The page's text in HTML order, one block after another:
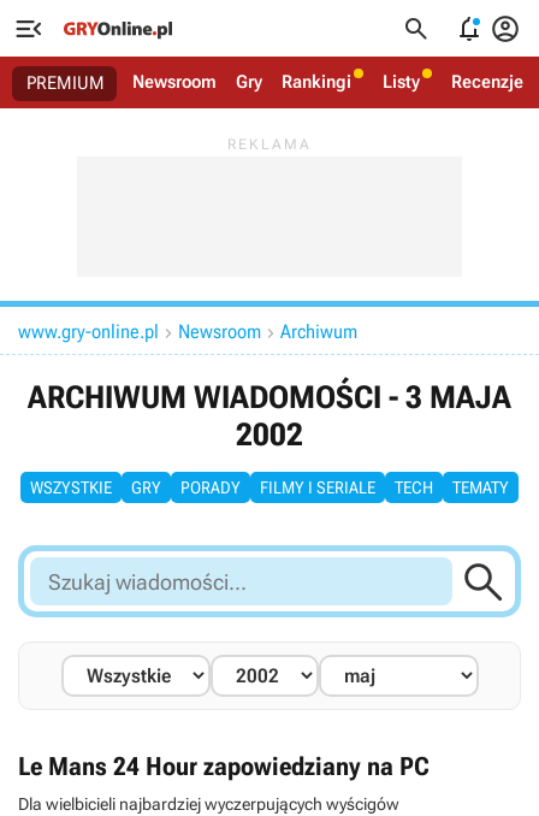
   
PREMIUM Newsroom Gry Rankingi Listy Recenzje
www.gry-online.pl  Newsroom  Archiwum
ARCHIWUM WIADOMOŚCI - 3 MAJA
2002
WSZYSTKIE GRY PORADY FILMY I SERIALE TECH TEMATY
Szukaj
wiadomości...

Le Mans 24 Hour zapowiedziany na PC
Dla wielbicieli najbardziej wyczerpujących wyścigów